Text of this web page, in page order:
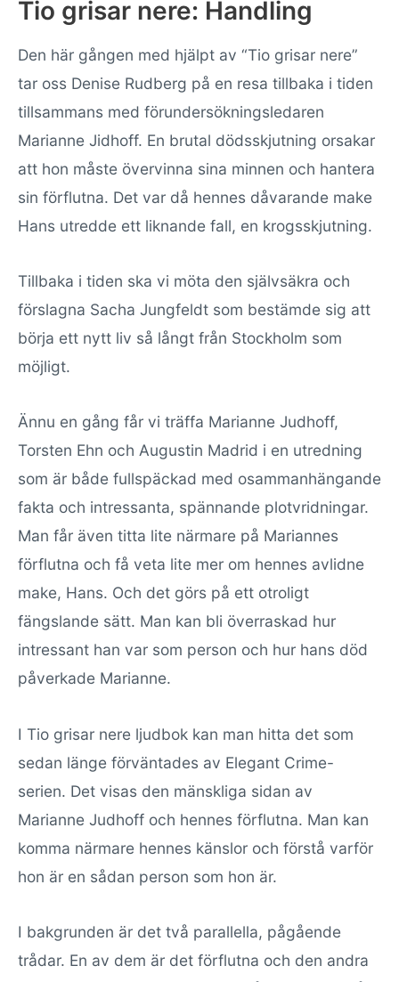
Tio grisar nere: Handling
Den här gången med hjälpt av “Tio grisar nere”
tar oss Denise Rudberg på en resa tillbaka i tiden
tillsammans med förundersökningsledaren
Marianne Jidhoff. En brutal dödsskjutning orsakar
att hon måste övervinna sina minnen och hantera
sin förflutna. Det var då hennes dåvarande make
Hans utredde ett liknande fall, en krogsskjutning.
Tillbaka i tiden ska vi möta den självsäkra och
förslagna Sacha Jungfeldt som bestämde sig att
börja ett nytt liv så långt från Stockholm som
möjligt.
Ännu en gång får vi träffa Marianne Judhoff,
Torsten Ehn och Augustin Madrid i en utredning
som är både fullspäckad med osammanhängande
fakta och intressanta, spännande plotvridningar.
Man får även titta lite närmare på Mariannes
förflutna och få veta lite mer om hennes avlidne
make, Hans. Och det görs på ett otroligt
fängslande sätt. Man kan bli överraskad hur
intressant han var som person och hur hans död
påverkade Marianne.
I Tio grisar nere ljudbok kan man hitta det som
sedan länge förväntades av Elegant Crime-
serien. Det visas den mänskliga sidan av
Marianne Judhoff och hennes förflutna. Man kan
komma närmare hennes känslor och förstå varför
hon är en sådan person som hon är.
I bakgrunden är det två parallella, pågående
trådar. En av dem är det förflutna och den andra